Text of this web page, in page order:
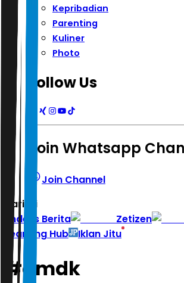
Kepribadian
Parenting
Kuliner
Photo
Follow Us
Join Whatsapp
Join Channel
Hari ini
Indeks Berita
Zetizen
Learning Hub
Iklan Jitu
#amdk